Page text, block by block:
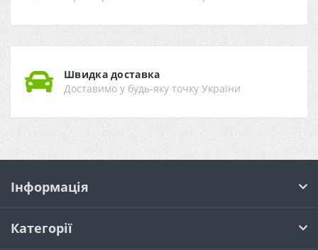
Швидка доставка
Доставимо у будь-яку точку України
Інформація
Категорії